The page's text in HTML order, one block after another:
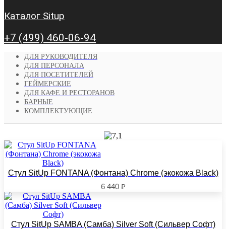
Каталог Situp
+7 (499) 460-06-94
ДЛЯ РУКОВОДИТЕЛЯ
ДЛЯ ПЕРСОНАЛА
ДЛЯ ПОСЕТИТЕЛЕЙ
ГЕЙМЕРСКИЕ
ДЛЯ КАФЕ И РЕСТОРАНОВ
БАРНЫЕ
КОМПЛЕКТУЮЩИЕ
Стул SitUp FONTANA (Фонтана) Chrome (экокожа Black)
6 440 ₽
Стул SitUp SAMBA (Самба) Silver Soft (Сильвер Софт)